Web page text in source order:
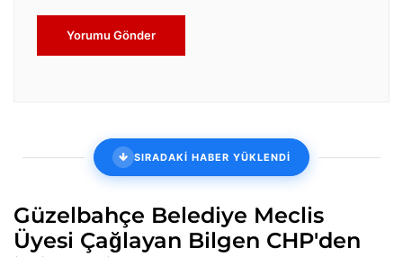
Yorumu Gönder
SIRADAKİ HABER YÜKLENDİ
Güzelbahçe Belediye Meclis
Üyesi Çağlayan Bilgen CHP'den